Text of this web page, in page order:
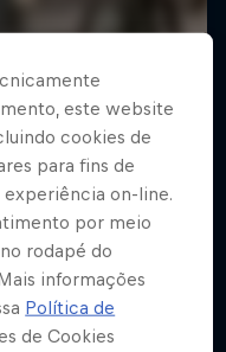
este website
cookies de
para fins de
on-line.
por meio
rodapé do
informações
Política de
de Cookies